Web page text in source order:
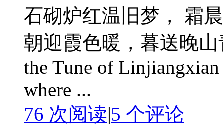
石砌炉红温旧梦， 霜
朝迎霞色暖，暮送晚山
the Tune of Linjiangxian
where ...
76 次阅读|5 个评论